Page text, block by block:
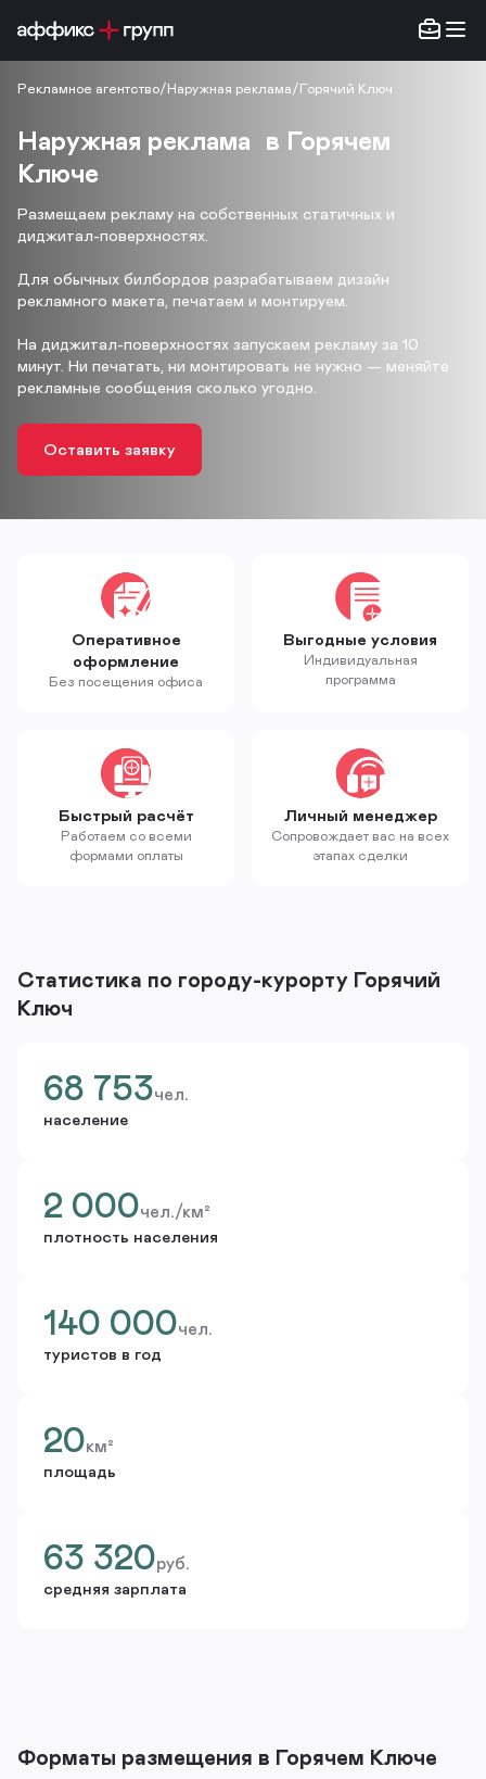
Рекламное агентство/Наружная реклама/Горячий Ключ
Наружная реклама в Горячем
Ключе
Размещаем рекламу на собственных статичных и
диджитал-поверхностях.
Для обычных билбордов разрабатываем дизайн
рекламного макета, печатаем и монтируем.
На диджитал-поверхностях запускаем рекламу за 10
минут. Ни печатать, ни монтировать не нужно — меняйте
рекламные сообщения сколько угодно.
Оставить заявку
Оперативное
оформление
Без посещения офиса
Выгодные условия
Индивидуальная
программа
Быстрый расчёт
Работаем со всеми
формами оплаты
Личный менеджер
Сопровождает вас на всех
этапах сделки
Статистика по городу-курорту Горячий
Ключ
68 753чел.
население
2 000чел./км²
плотность населения
140 000чел.
туристов в год
20км²
площадь
63 320руб.
средняя зарплата
Форматы размещения в Горячем Ключе